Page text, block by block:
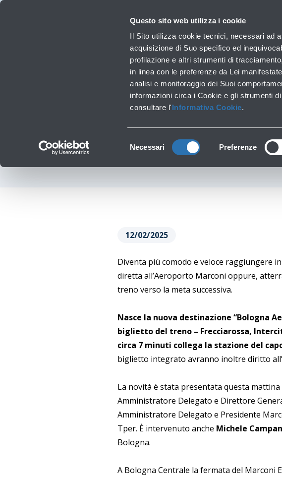
Questo sito web utilizza i cookie
Il Sito utilizza cookie tecnici, necessari ad
acquisizione di Suo specifico ed
profilazione e altri strumenti di
in linea con le preferenze da Lei
analisi e monitoraggio dei Suoi
informazioni circa i Cookie e gli strumenti
consultare l'Informativa Cookie.
del
Necessari Preferenze
Profilo aziendale
NUOVA DESTINAZIONE
MONOROTAIA IN
12/02/2025
Diventa più comodo e veloce raggiungere
diretta all’Aeroporto Marconi oppure,
treno verso la meta successiva.
Nasce la nuova destinazione “Bologna
biglietto del treno – Frecciarossa,
circa 7 minuti collega la stazione del
biglietto integrato avranno inoltre diritto
La novità è stata presentata questa
Amministratore Delegato e Direttore
Amministratore Delegato e Presidente
Tper. È intervenuto anche Michele
Bologna.
A Bologna Centrale la fermata del Marconi